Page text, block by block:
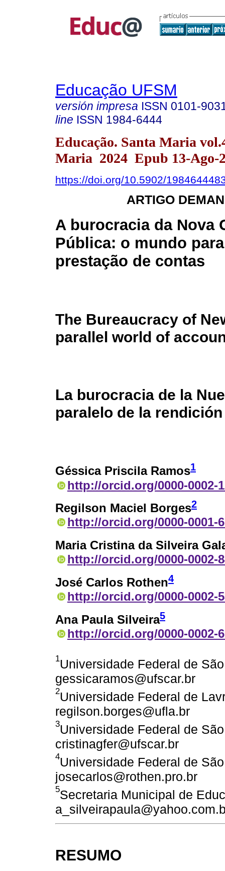
Educação UFSM
versión impresa ISSN 0101-
line ISSN 1984-6444
Educação. Santa Maria
Maria 2024 Epub 13-Ago-
https://doi.org/10.5902/
ARTIGO
A burocracia da Nova
Pública: o mundo
prestação de contas
The Bureaucracy of
parallel world of
La burocracia de la
paralelo de la
Géssica Priscila Ramos1
http://orcid.org/0000-0002-
Regilson Maciel Borges2
http://orcid.org/0000-0001-
Maria Cristina da Silveira
http://orcid.org/0000-0002-
José Carlos Rothen4
http://orcid.org/0000-0002-
Ana Paula Silveira5
http://orcid.org/0000-0002-
1Universidade Federal de
gessicaramos@ufscar.br
2Universidade Federal de
regilson.borges@ufla.br
3Universidade Federal de
cristinagfer@ufscar.br
4Universidade Federal de
josecarlos@rothen.pro.br
5Secretaria Municipal de
RESUMO